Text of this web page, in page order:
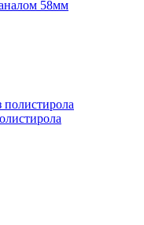
58мм